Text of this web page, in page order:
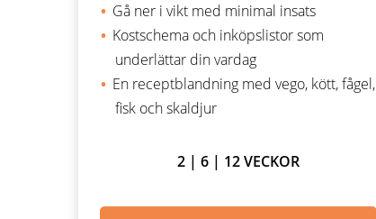
Gå ner i vikt med minimal insats
Kostschema och inköpslistor som
underlättar din vardag
En receptblandning med vego, kött, fågel,
fisk och skaldjur
2 | 6 | 12 VECKOR